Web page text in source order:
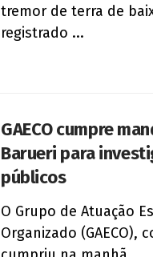
tremor de terra de
registrado ...
GAECO cumpre
Barueri para
públicos
O Grupo de Atuação
Organizado (GAECO),